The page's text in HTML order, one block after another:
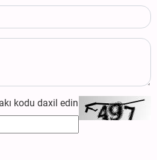
kodu daxil edin